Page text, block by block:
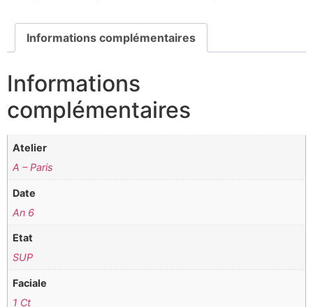
Informations complémentaires
Informations
complémentaires
Atelier
A – Paris
Date
An 6
Etat
SUP
Faciale
1 Ct